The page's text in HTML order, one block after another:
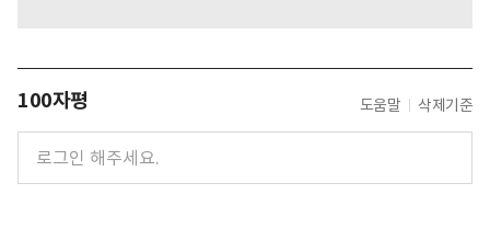
100자평 도움말 삭제기준